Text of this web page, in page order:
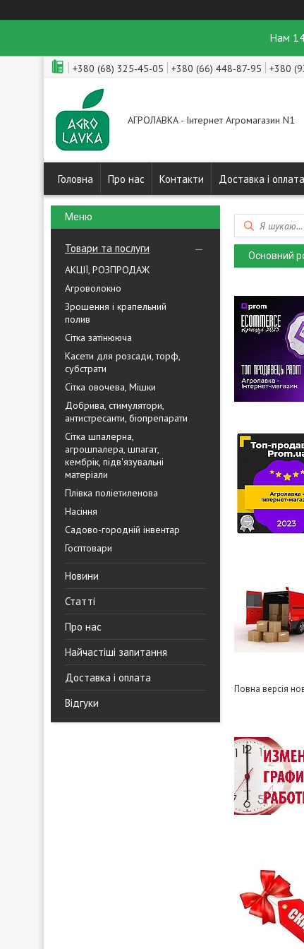
Нам
+380 (68) 325-45-05 +380 (66) 448-87-95 +380
АГРОЛАВКА - Інтернет Агромагазин N1
Головна Про нас Контакти Доставка і оплата
Товари та послуги
АКЦІЇ, РОЗПРОДАЖ
Агроволокно
Зрошення і крапельний
полив
Сітка затінююча
Касети для розсади, торф,
субстрати
Сітка овочева, Мішки
Добрива, стимулятори,
антистресанти, біопрепарати
Сітка шпалерна,
агрошпалера, шпагат,
кембрік, підв'язувальні
матеріали
Плівка поліетиленова
Насіння
Садово-городній інвентар
Госптовари
Новини
Статті
Про нас
Найчастіші запитання
Доставка і оплата
Відгуки
Основний
Повна версія